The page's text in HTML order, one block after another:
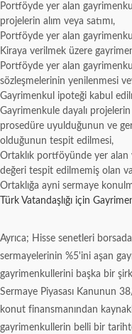
Portföyde yer alan
projelerin alım veya satımı,
Portföyde yer alan
Kiraya verilmek üzere
Portföyde yer alan
sözleşmelerinin yenilenmesi
Gayrimenkul ipoteği kabul
Gayrimenkule dayalı
prosedüre uyulduğunun ve
olduğunun tespit edilmesi,
Ortaklık portföyünde yer alan
değeri tespit edilmemiş olan
Ortaklığa ayni sermaye
Türk Vatandaşlığı için
Ayrıca; Hisse senetleri
sermayelerinin %5'ini aşan
gayrimenkullerini başka bir
Sermaye Piyasası Kanunun
konut finansmanından
gayrimenkullerin belli bir